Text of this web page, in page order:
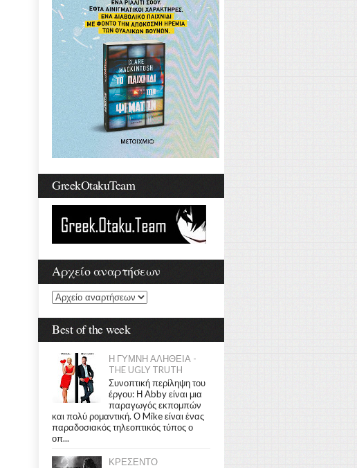
GreekOtakuTeam
Αρχείο αναρτήσεων
Best of the week
Η ΓΥΜΝΗ ΑΛΗΘΕΙΑ -
THE UGLY TRUTH
Συνοπτική περίληψη του
έργου: Η Abby είναι μια
παραγωγός εκπομπών
και πολύ ρομαντική. Ο Mike είναι ένας
παραδοσιακός τηλεοπτικός τύπος ο
οπ...
ΚΡΕΣΕΝΤΟ